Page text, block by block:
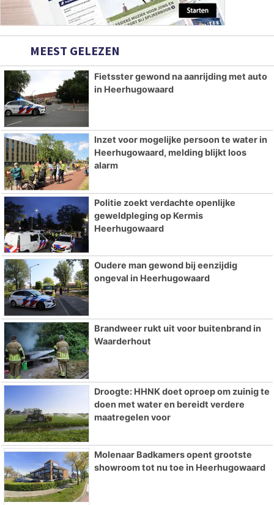
MEEST GELEZEN
Fietsster gewond na aanrijding met auto
in Heerhugowaard
Inzet voor mogelijke persoon te water in
Heerhugowaard, melding blijkt loos
alarm
Politie zoekt verdachte openlijke
geweldpleging op Kermis
Heerhugowaard
Oudere man gewond bij eenzijdig
ongeval in Heerhugowaard
Brandweer rukt uit voor buitenbrand in
Waarderhout
Droogte: HHNK doet oproep om zuinig te
doen met water en bereidt verdere
maatregelen voor
Molenaar Badkamers opent grootste
showroom tot nu toe in Heerhugowaard